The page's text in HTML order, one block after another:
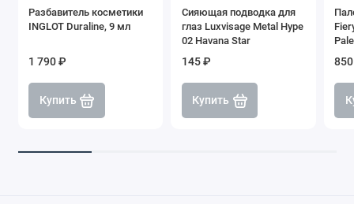
Разбавитель косметики
INGLOT Duraline, 9 мл
1 790 ₽
Купить
Сияющая подводка для
глаз Luxvisage Metal Hype
02 Havana Star
145 ₽
Купить